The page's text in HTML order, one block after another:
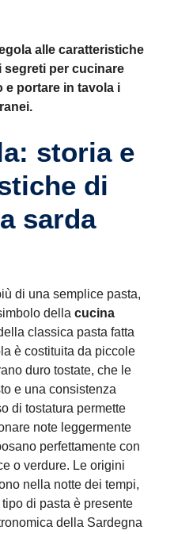
alle caratteristiche
segreti per cucinare
portare in tavola i
storia e
di
sarda
di una semplice pasta,
della cucina
classica pasta fatta
è costituita da piccole
duro tostate, che le
e una consistenza
di tostatura permette
note leggermente
perfettamente con
o verdure. Le origini
nella notte dei tempi,
di pasta è presente
della Sardegna